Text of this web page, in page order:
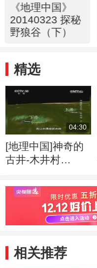
《地理中国》
20140323 探秘
野狼谷（下）
精选
04:30
[地理中国]神奇的
古井-木井村
与救命井
相关推荐